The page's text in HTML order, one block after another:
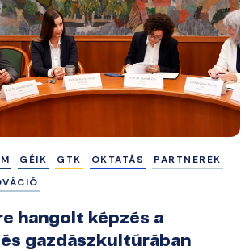
GÉIK GTK OKTATÁS
PARTNEREK
hangolt képzés a
gazdászkultúrában